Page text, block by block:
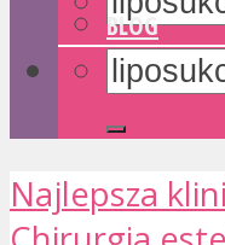
BLOG
Najlepsza